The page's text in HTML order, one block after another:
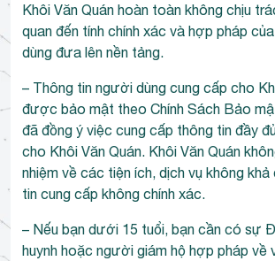
Khôi Văn Quán hoàn toàn không chịu
quan đến tính chính xác và hợp pháp
dùng đưa lên nền tảng.
– Thông tin người dùng cung cấp cho
được bảo mật theo Chính Sách Bảo
đã đồng ý việc cung cấp thông tin đầy
cho Khôi Văn Quán. Khôi Văn Quán
nhiệm về các tiện ích, dịch vụ không
tin cung cấp không chính xác.
– Nếu bạn dưới 15 tuổi, bạn cần có sự
huynh hoặc người giám hộ hợp pháp về